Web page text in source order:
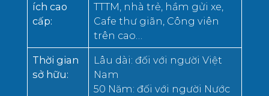
ích cao
cấp:
TTTM, nhà trẻ, hầm gửi xe,
Cafe thư giãn, Công viên
trên cao…
Thời gian
sở hữu:
Lâu dài: đối với người Việt
Nam
50 Năm: đối với người Nước